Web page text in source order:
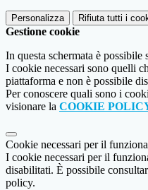
Personalizza Rifiuta tutti i
Gestione cookie
In questa schermata è
I cookie necessari sono quelli
piattaforma e non è possibile
Per conoscere quali sono i
visionare la COOKIE
Cookie necessari per il
I cookie necessari per il
disabilitati. È possibile
policy.